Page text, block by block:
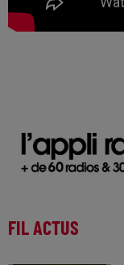
FIL ACTUS